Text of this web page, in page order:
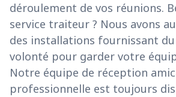
déroulement de vos réunions.
service traiteur ? Nous avons
des installations fournissant
volonté pour garder votre
Notre équipe de réception
professionnelle est toujours